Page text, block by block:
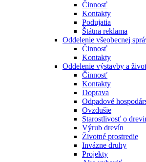
Činnosť
Kontakty
Podujatia
Štátna reklama
Oddelenie všeobecnej
Činnosť
Kontakty
Oddelenie výstavby a
Činnosť
Kontakty
Doprava
Odpadové
Ovzdušie
Starostlivosť o
Výrub drevín
Životné prostredie
Invázne druhy
Projekty